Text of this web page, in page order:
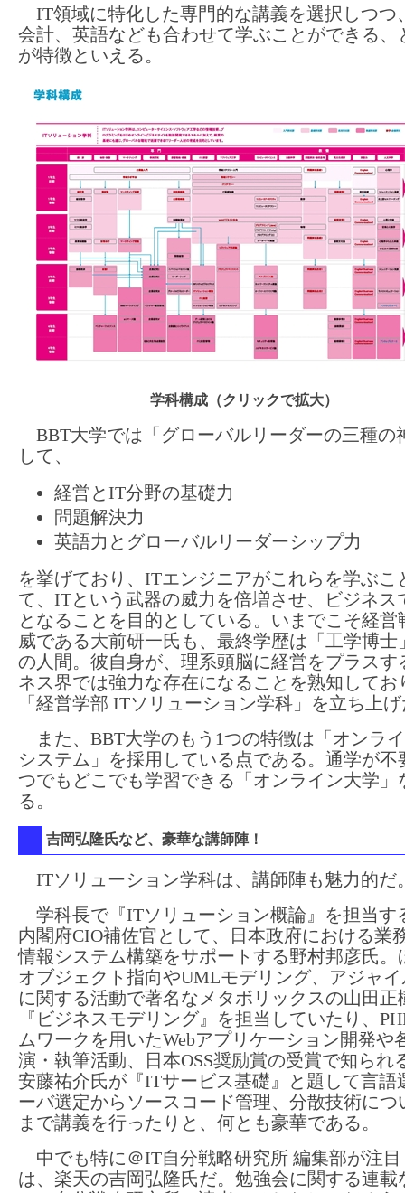
IT領域に特化した専門的な講義を選択しつつ
会計、英語なども合わせて学ぶことができる、
が特徴といえる。
学科構成（クリックで拡大）
BBT大学では「グローバルリーダーの三種の
して、
経営とIT分野の基礎力
問題解決力
英語力とグローバルリーダーシップ力
を挙げており、ITエンジニアがこれらを学ぶこ
て、ITという武器の威力を倍増させ、ビジネス
となることを目的としている。いまでこそ経営
威である大前研一氏も、最終学歴は「工学博士
の人間。彼自身が、理系頭脳に経営をプラスす
ネス界では強力な存在になることを熟知してお
「経営学部 ITソリューション学科」を立ち上
また、BBT大学のもう1つの特徴は「オンラ
システム」を採用している点である。通学が不
つでもどこでも学習できる「オンライン大学」
る。
吉岡弘隆氏など、豪華な講師陣！
ITソリューション学科は、講師陣も魅力的だ
学科長で『ITソリューション概論』を担当す
内閣府CIO補佐官として、日本政府における業
情報システム構築をサポートする野村邦彦氏。
オブジェクト指向やUMLモデリング、アジャ
に関する活動で著名なメタボリックスの山田正
『ビジネスモデリング』を担当していたり、
ムワークを用いたWebアプリケーション開発や
演・執筆活動、日本OSS奨励賞の受賞で知られ
安藤祐介氏が『ITサービス基礎』と題して言語
ーバ選定からソースコード管理、分散技術につ
まで講義を行ったりと、何とも豪華である。
中でも特に＠IT自分戦略研究所 編集部が注目
は、楽天の吉岡弘隆氏だ。勉強会に関する連載